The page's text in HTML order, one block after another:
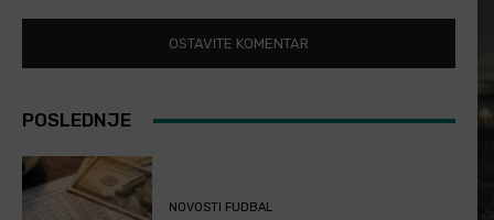
POSLEDNJE
NOVOSTI FUDBAL